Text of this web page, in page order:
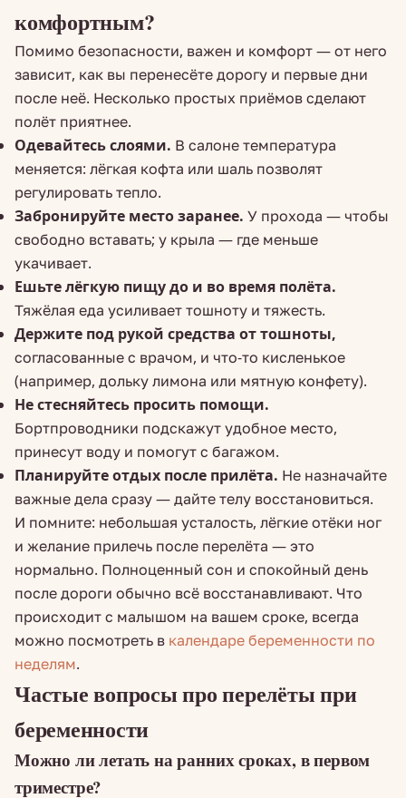
комфортным?
Помимо безопасности, важен и комфорт — от него
зависит, как вы перенесёте дорогу и первые дни
после неё. Несколько простых приёмов сделают
полёт приятнее.
Одевайтесь слоями. В салоне температура
меняется: лёгкая кофта или шаль позволят
регулировать тепло.
Забронируйте место заранее. У прохода — чтобы
свободно вставать; у крыла — где меньше
укачивает.
Ешьте лёгкую пищу до и во время полёта.
Тяжёлая еда усиливает тошноту и тяжесть.
Держите под рукой средства от тошноты,
согласованные с врачом, и что-то кисленькое
(например, дольку лимона или мятную конфету).
Не стесняйтесь просить помощи.
Бортпроводники подскажут удобное место,
принесут воду и помогут с багажом.
Планируйте отдых после прилёта. Не назначайте
важные дела сразу — дайте телу восстановиться.
И помните: небольшая усталость, лёгкие отёки ног
и желание прилечь после перелёта — это
нормально. Полноценный сон и спокойный день
после дороги обычно всё восстанавливают. Что
происходит с малышом на вашем сроке, всегда
можно посмотреть в календаре беременности по
неделям.
Частые вопросы про перелёты при
беременности
Можно ли летать на ранних сроках, в первом
триместре?